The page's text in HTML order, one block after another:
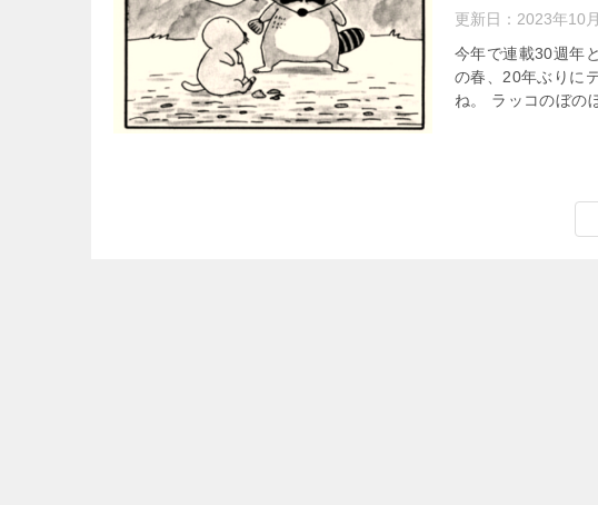
更新日： 2023年10
今年で連載30週年
の春、20年ぶりに
ね。 ラッコのぼの